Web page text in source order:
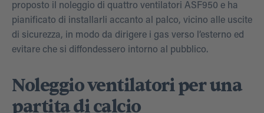
proposto il noleggio di quattro ventilatori ASF950 e ha
pianificato di installarli accanto al palco, vicino alle uscite
di sicurezza, in modo da dirigere i gas verso l’esterno ed
evitare che si diffondessero intorno al pubblico.
Noleggio ventilatori per una
partita di calcio